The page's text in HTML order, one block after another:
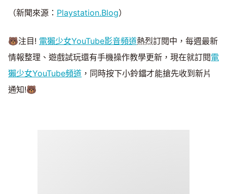
（新聞來源： Playstation.Blog）
🐻注目! 電獺少女YouTube影音頻道熱烈訂閱中，每週最新
情報整理、遊戲試玩還有手機操作教學更新，現在就訂閱電
獺少女YouTube頻道 ，同時按下小鈴鐺才能搶先收到新片
通知!🐻